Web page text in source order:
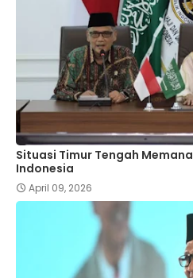
Situasi Timur Tengah
Indonesia
April 09, 2026